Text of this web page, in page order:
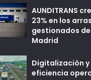
AUNDITRANS
23% en los
gestionados
Madrid
Digitalización y
eficiencia